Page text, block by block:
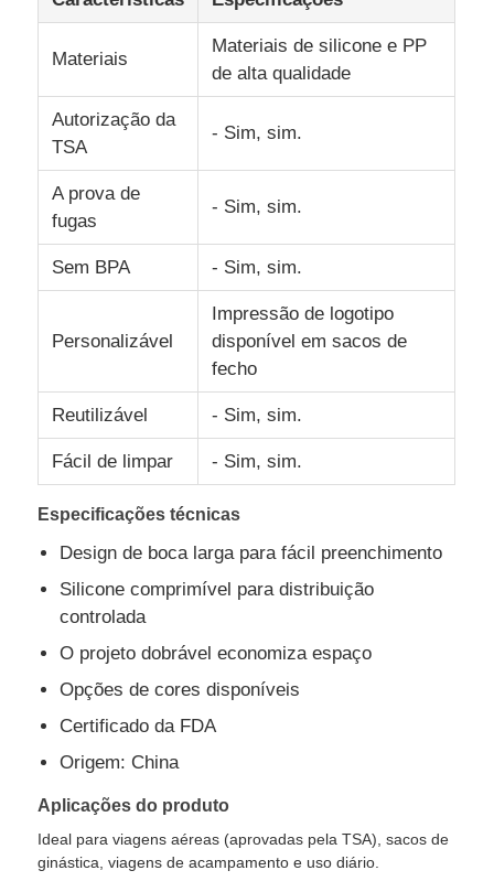
frasco de viagem de silicone
Garrafa de água de silicone dobrável
Copo de Silicone Dobrável
Produtos de cozinha de silicone
Produtos de borracha de silicone
Materiais
Materiais de silicone e PP
de alta qualidade
Autorização da
TSA
- Sim, sim.
A prova de
fugas
- Sim, sim.
Sem BPA - Sim, sim.
Personalizável
Impressão de logotipo
disponível em sacos de
fecho
Reutilizável - Sim, sim.
Fácil de limpar - Sim, sim.
Especificações técnicas
Design de boca larga para fácil preenchimento
Silicone comprimível para distribuição
controlada
O projeto dobrável economiza espaço
Opções de cores disponíveis
Certificado da FDA
Origem: China
Aplicações do produto
Ideal para viagens aéreas (aprovadas pela TSA), sacos de
ginástica, viagens de acampamento e uso diário.